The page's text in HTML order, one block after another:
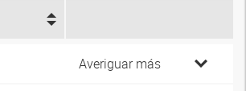
Averiguar más